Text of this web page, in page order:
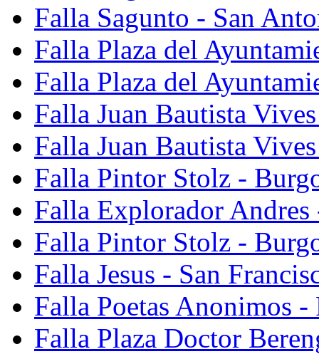
Falla Sagunto - San
Falla Plaza del
Falla Plaza del
Falla Juan Bautista
Falla Juan Bautista
Falla Pintor Stolz -
Falla Explorador Andres
Falla Pintor Stolz -
Falla Jesus - San
Falla Poetas Anonimos
Falla Plaza Doctor